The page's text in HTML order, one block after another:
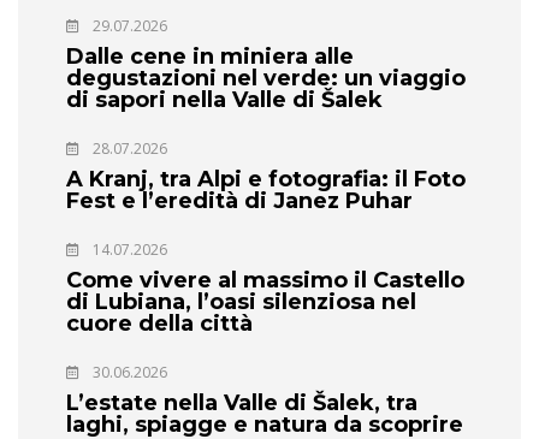
29.07.2026
Dalle cene in miniera alle
degustazioni nel verde: un viaggio
di sapori nella Valle di Šalek
28.07.2026
A Kranj, tra Alpi e fotografia: il Foto
Fest e l’eredità di Janez Puhar
14.07.2026
Come vivere al massimo il Castello
di Lubiana, l’oasi silenziosa nel
cuore della città
30.06.2026
L’estate nella Valle di Šalek, tra
laghi, spiagge e natura da scoprire